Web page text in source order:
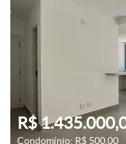
R$
Condomínio: R$ 500,00